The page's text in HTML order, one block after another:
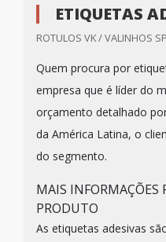
ETIQUETAS
ROTULOS VK / VALINHOS SP
Quem procura por
empresa que é líder do
orçamento detalhado
da América Latina, o
do segmento.
MAIS INFORMAÇÕES
PRODUTO
As etiquetas adesivas